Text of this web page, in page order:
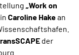
„Work on
Caroline Hakean
der